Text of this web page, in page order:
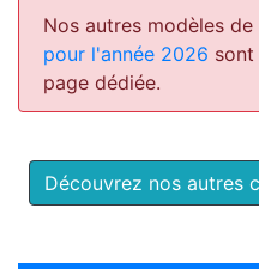
Nos autres modèles de
pour l'année 2026
page dédiée.
Découvrez nos autres